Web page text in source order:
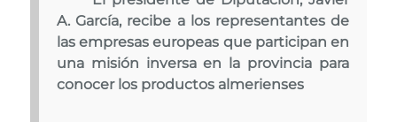
A. García, recibe a los representantes de
las empresas europeas que participan en
una misión inversa en la provincia para
conocer los productos almerienses